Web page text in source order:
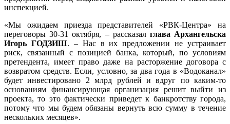
инспекцией.
«Мы ожидаем приезда представителей «РВК-Центра» на
переговоры 30-31 октября, – рассказал глава Архангельска
Игорь ГОДЗИШ. – Нас в их предложении не устраивает
риск, связанный с позицией банка, который, по условиям
претендента, имеет право даже на расторжение договора с
возвратом средств. Если, условно, за два года в «Водоканал»
будет инвестировано 2 млрд рублей и вдруг по каким-то
основаниям финансирующая организация решит выйти из
проекта, то это фактически приведет к банкротству города,
потому что мы будем обязаны вернуть всю сумму в течение
нескольких месяцев».